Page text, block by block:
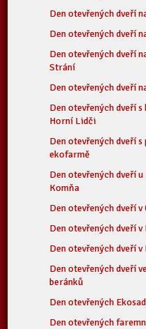
Den otevřených dveří
Den otevřených dveří
Den otevřených dveří
Strání
Den otevřených dveří
Den otevřených dveří
Horní Lidči
Den otevřených dveří
ekofarmě
Den otevřených dveří
Komňa
Den otevřených dveří v
Den otevřených dveří v
Den otevřených dveří
Den otevřených dveří
beránků
Den otevřených
Den otevřených